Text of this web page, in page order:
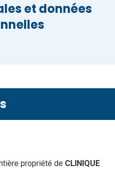
et données
propriété de CLINIQUE